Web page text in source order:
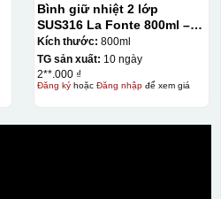
Bình giữ nhiệt 2 lớp
SUS316 La Fonte 800ml –
012720
Kích thước: 800ml
TG sản xuất: 10 ngày
2**.000 ₫
Đăng kýhoặc Đăng nhậpđể xem giá